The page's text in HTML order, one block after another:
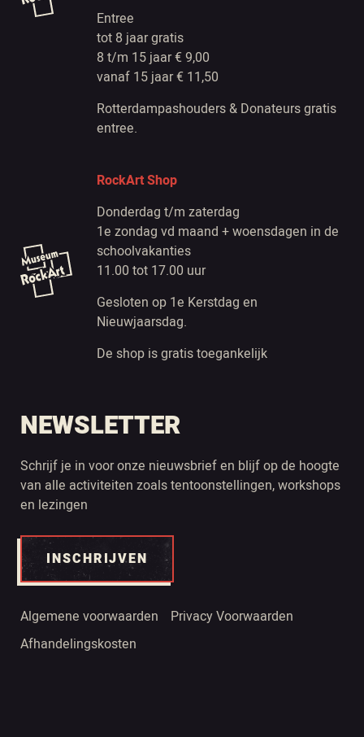
Entree
tot 8 jaar gratis
8 t/m 15 jaar € 9,00
vanaf 15 jaar € 11,50
Rotterdampashouders & Donateurs gratis
entree.
RockArt Shop
Donderdag t/m zaterdag
1e zondag vd maand + woensdagen in de
schoolvakanties
11.00 tot 17.00 uur
Gesloten op 1e Kerstdag en
Nieuwjaarsdag.
De shop is gratis toegankelijk
NEWSLETTER
Schrijf je in voor onze nieuwsbrief en blijf op de hoogte
van alle activiteiten zoals tentoonstellingen, workshops
en lezingen
INSCHRIJVEN
Algemene voorwaarden
Privacy Voorwaarden
Afhandelingskosten